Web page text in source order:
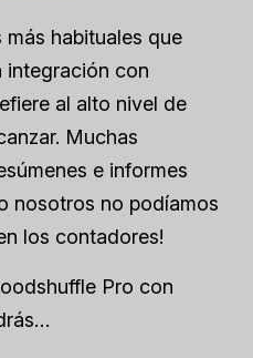
habituales que
integración con
al alto nivel de
Muchas
e informes
nosotros no podíamos
los contadores!
Pro con